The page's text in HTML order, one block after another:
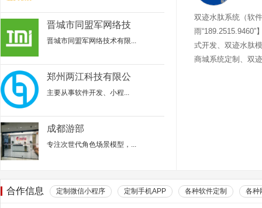
晋城市同盟军网络技
晋城市同盟军网络技术有限...
郑州两江科技有限公
主要从事‌软件开发、小程...
成都游部
专注次世代角色场景模型，...
双迹水肽系统（软
雨“189.2515.9460”
式开发、双迹水肽
商城系统定制、双
合作信息 定制微信小程序 定制手机APP 各种软件定制 各种